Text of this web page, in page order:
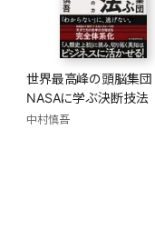
世界最高峰の頭脳集団
NASAに学ぶ決断技法
中村慎吾